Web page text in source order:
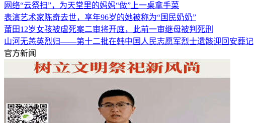
网络“云祭扫”，为天堂里的妈妈“做”上一桌拿手菜
表演艺术家陈奇去世，享年96岁的她被称为“国民奶奶”
莆田12岁女孩被虐死案二审将开庭，此前一审继母被判死刑
山河无恙英烈归——第十二批在韩中国人民志愿军烈士遗骸迎回安葬记
官方新闻